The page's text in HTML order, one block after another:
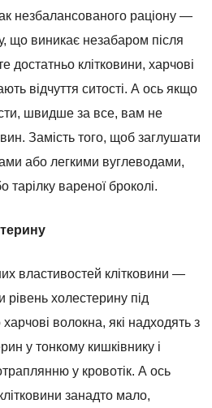
незбалансованого раціону —
що виникає незабаром після
достатньо клітковини, харчові
відчуття ситості. А ось якщо
швидше за все, вам не
Замість того, щоб заглушати
або легкими вуглеводами,
тарілку вареної броколі.
властивостей клітковини —
холестерину під
волокна, які надходять з
у тонкому кишківнику і
у кровотік. А ось
занадто мало,